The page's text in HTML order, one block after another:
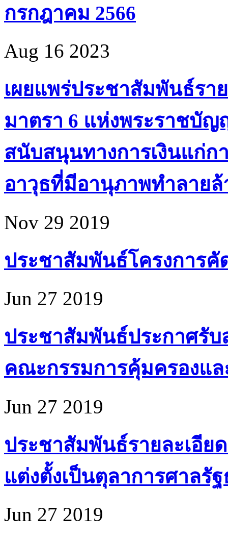
กรกฎาคม 2566
Aug 16 2023
เผยแพร่ประชาสัมพันธ์ร
มาตรา 6 แห่งพระราชบั
สนับสนุนทางการเงินแก่ก
อาวุธที่มีอานุภาพทำลายล้
Nov 29 2019
ประชาสัมพันธ์โครงการคั
Jun 27 2019
ประชาสัมพันธ์ประกาศรั
คณะกรรมการคุ้มครองแ
Jun 27 2019
ประชาสัมพันธ์รายละเอีย
แต่งตั้งเป็นตุลาการศาลรั
Jun 27 2019